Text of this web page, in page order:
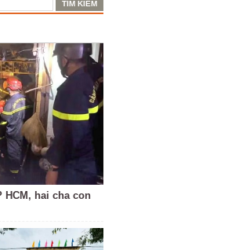
HCM, hai cha con